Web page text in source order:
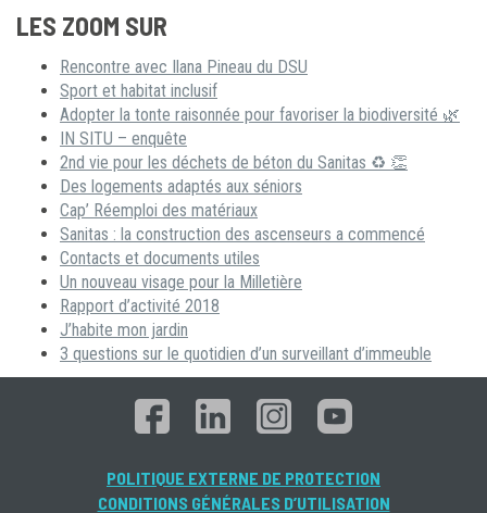
LES ZOOM SUR
Rencontre avec Ilana Pineau du DSU
Sport et habitat inclusif
Adopter la tonte raisonnée pour favoriser la biodiversité 🌿
IN SITU – enquête
2nd vie pour les déchets de béton du Sanitas ♻ 👏
Des logements adaptés aux séniors
Cap’ Réemploi des matériaux
Sanitas : la construction des ascenseurs a commencé
Contacts et documents utiles
Un nouveau visage pour la Milletière
Rapport d’activité 2018
J’habite mon jardin
3 questions sur le quotidien d’un surveillant d’immeuble
POLITIQUE EXTERNE DE PROTECTION
CONDITIONS GÉNÉRALES D’UTILISATION